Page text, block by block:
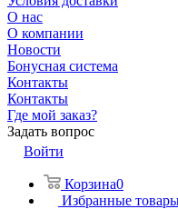
О нас
О компании
Новости
Бонусная система
Контакты
Контакты
Где мой заказ?
Задать вопрос
Войти
Корзина0
Избранные